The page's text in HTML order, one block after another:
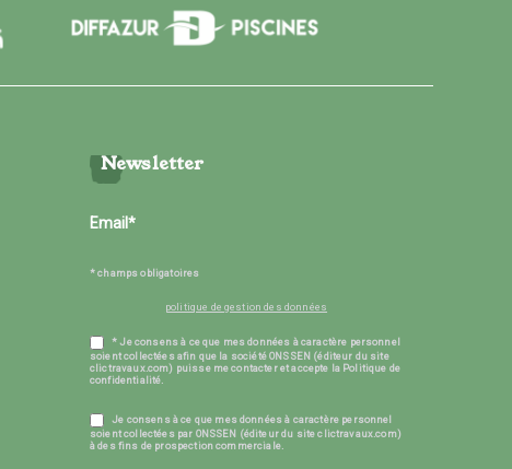
Newsletter
* champs obligatoires
politique de gestion des données
* Je consens à ce que mes données à caractère personnel
soient collectées afin que la société ONSSEN (éditeur du site
clictravaux.com) puisse me contacter et accepte la Politique de
confidentialité.
Je consens à ce que mes données à caractère personnel
soient collectées par ONSSEN (éditeur du site clictravaux.com)
à des fins de prospection commerciale.